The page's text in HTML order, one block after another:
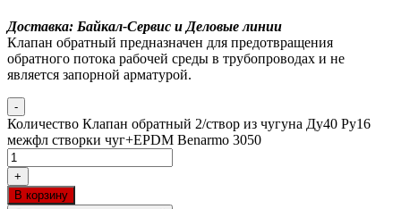
Доставка: Байкал-Сервис и Деловые линии
Клапан обратный предназначен для предотвращения
обратного потока рабочей среды в трубопроводах и не
является запорной арматурой.
-
Количество Клапан обратный 2/створ из чугуна Ду40 Ру16
межфл створки чуг+EPDM Benarmo 3050
+
В корзину